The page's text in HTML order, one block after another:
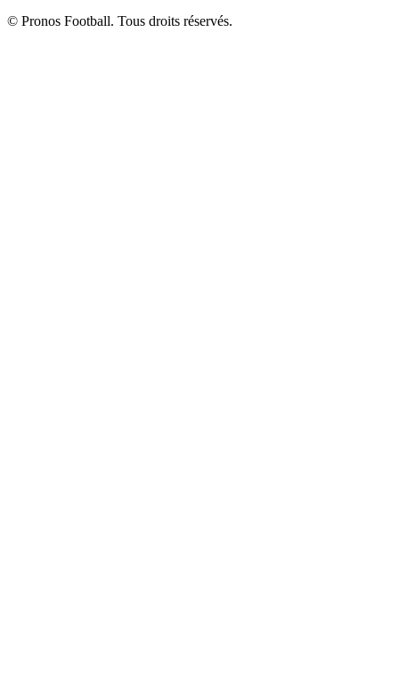
© Pronos Football. Tous droits réservés.